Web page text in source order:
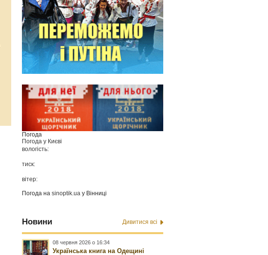
Погода
Погода у Києві
вологість:
тиск:
вітер:
Погода наsinoptik.ua у Вінниці
Новини Дивитися всі
08 червня 2026 о 16:34
Українська книга на Одещині